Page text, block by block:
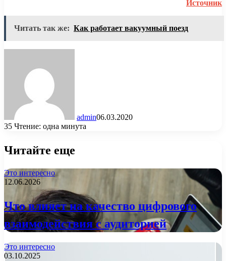
Источник
Читать так же: Как работает вакуумный поезд
admin06.03.2020
35 Чтение: одна минута
Читайте еще
Это интересно
12.06.2026
Что влияет на качество цифрового
взаимодействия с аудиторией
Это интересно
03.10.2025